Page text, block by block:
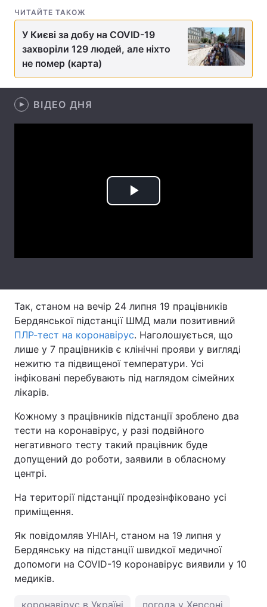
Здоров'я
Цікавинки Погода
Екологія
Вакансії
Тема оформлення
ЧИТАЙТЕ ТАКОЖ
У Києві за добу на COVID-19
захворіли 129 людей, але ніхто
не помер (карта)
ВІДЕО ДНЯ
Play
Так, станом на вечір 24 липня 19 працівників
Бердянської підстанції ШМД мали позитивний
ПЛР-тест на коронавірус. Наголошується, що
лише у 7 працівників є клінічні прояви у вигляді
нежитю та підвищеної температури. Усі
інфіковані перебувають під наглядом сімейних
лікарів.
Кожному з працівників підстанції зроблено два
тести на коронавірус, у разі подвійного
негативного тесту такий працівник буде
допущений до роботи, заявили в обласному
центрі.
На території підстанції продезінфіковано усі
приміщення.
Як повідомляв УНІАН, станом на 19 липня у
Бердянську на підстанції швидкої медичної
допомоги на COVID-19 коронавірус виявили у 10
медиків.
коронавірус в Україні погода у Херсоні